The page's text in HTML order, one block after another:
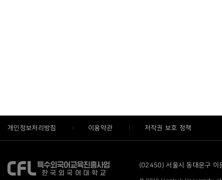
개인정보처리방침 이용약관 저작권 보호 정책
(02450) 서울시 동대문구